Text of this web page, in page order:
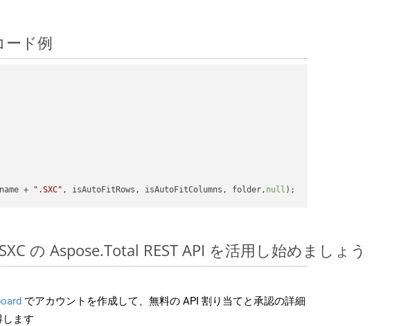
ード例
+
".SXC" , isAutoFitRows, isAutoFitColumns, folder, null
の Aspose.Total REST API を活用し始めましょう
でアカウントを作成して、無料の API 割り当てと承認の詳細
します